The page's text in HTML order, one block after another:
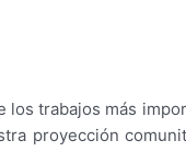
los trabajos más
proyección